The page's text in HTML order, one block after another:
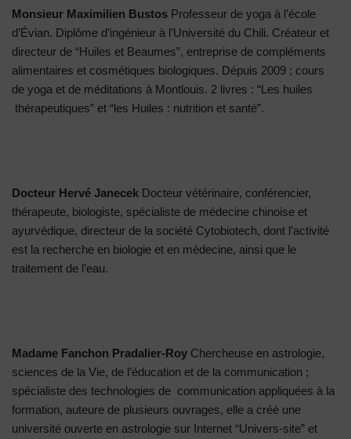
Monsieur Maximilien Bustos Professeur de yoga à l’école
d’Évian. Diplôme d’ingénieur à l’Université du Chili. Créateur et
directeur de “Huiles et Beaumes”, entreprise de compléments
alimentaires et cosmétiques biologiques. Dépuis 2009 ; cours
de yoga et de méditations à Montlouis. 2 livres : “Les huiles
thérapeutiques” et “les Huiles : nutrition et santé”.
Docteur Hervé Janecek Docteur vétérinaire, conférencier,
thérapeute, biologiste, spécialiste de médecine chinoise et
ayurvédique, directeur de la société Cytobiotech, dont l’activité
est la recherche en biologie et en médecine, ainsi que le
traitement de l’eau.
Madame Fanchon Pradalier-Roy Chercheuse en astrologie,
sciences de la Vie, de l’éducation et de la communication ;
spécialiste des technologies de communication appliquées à la
formation, auteure de plusieurs ouvrages, elle a créé une
université ouverte en astrologie sur Internet “Univers-site” et